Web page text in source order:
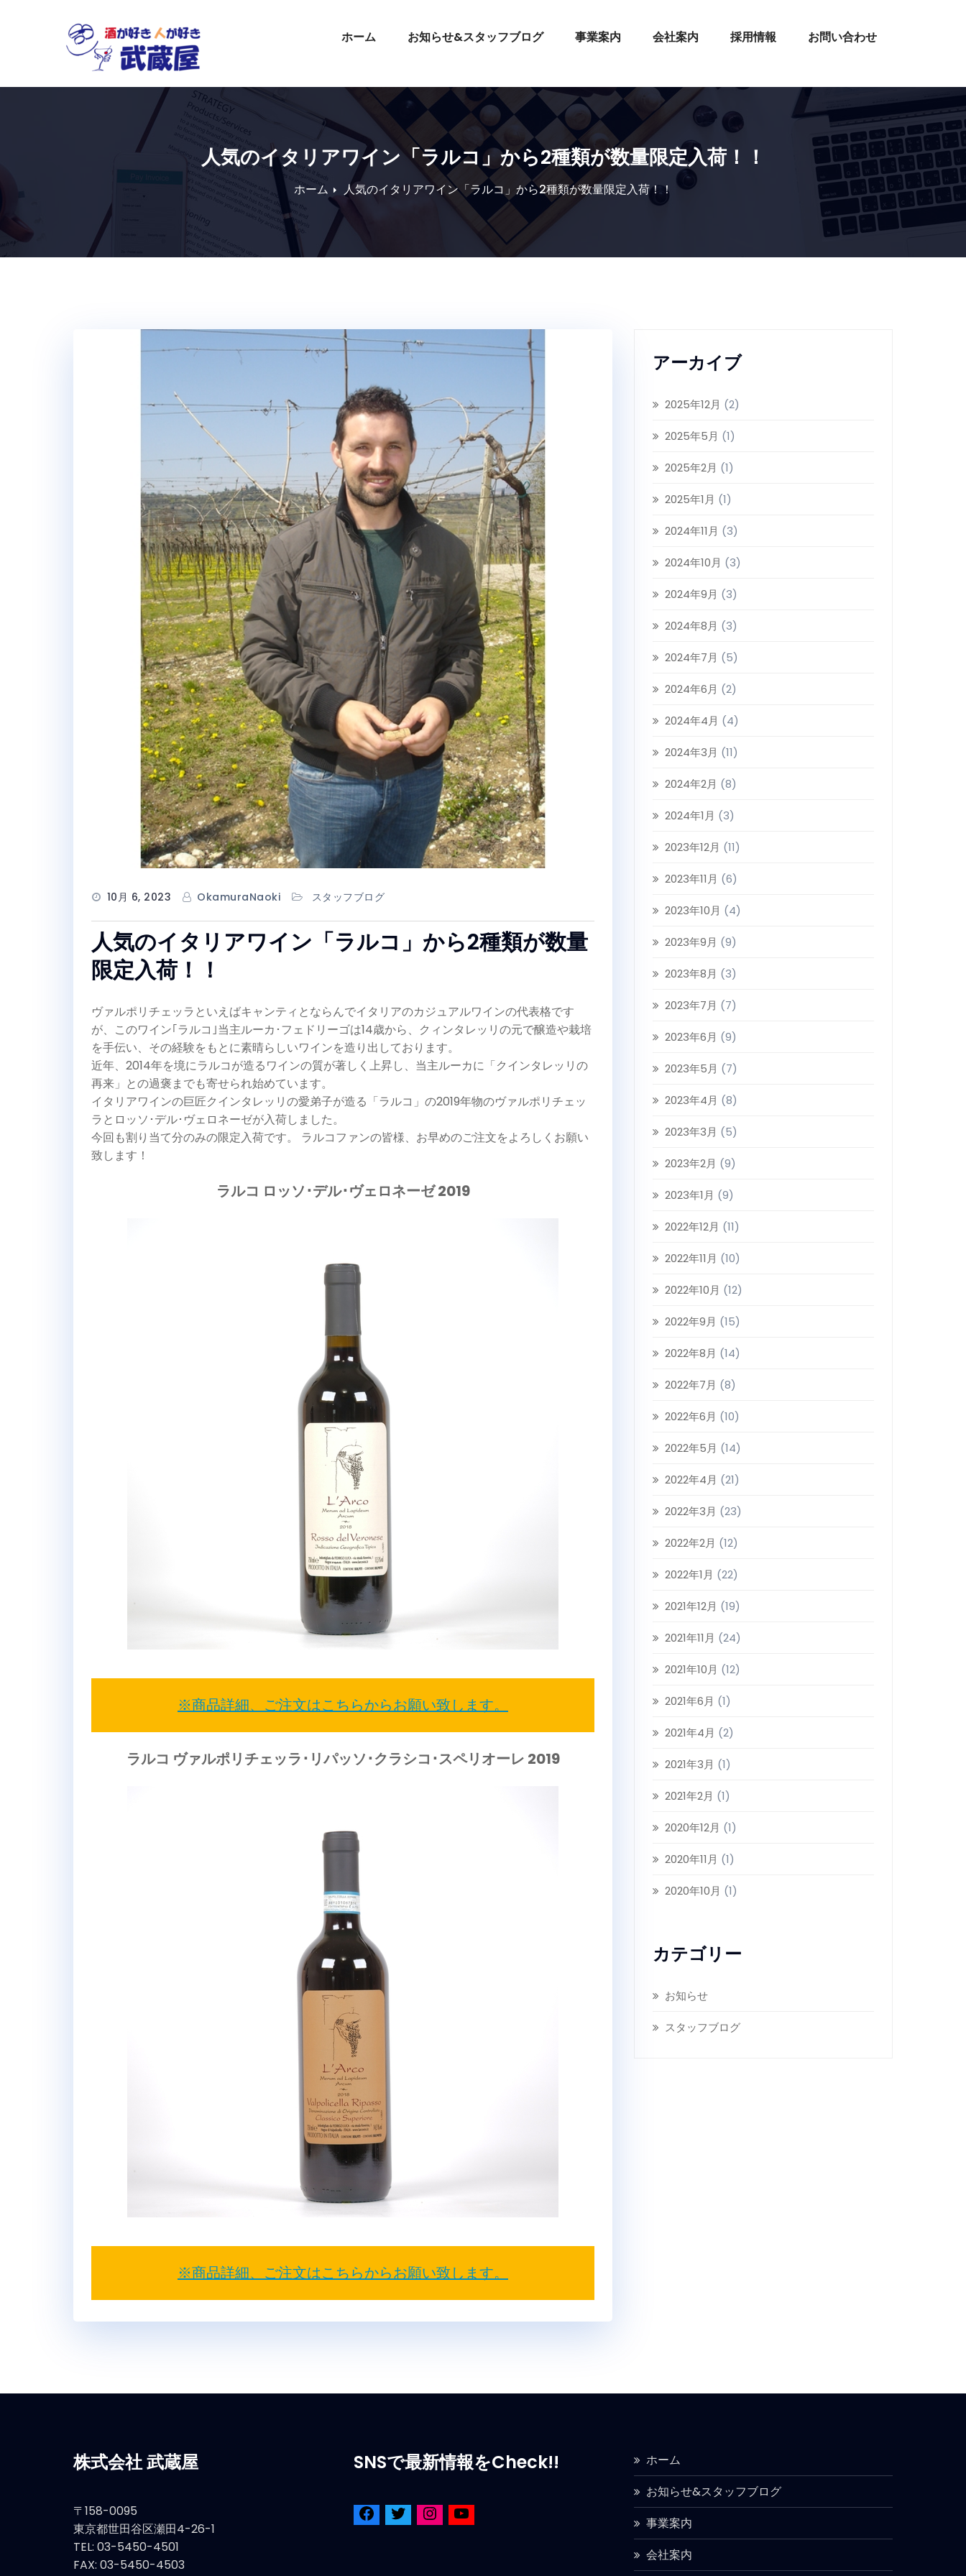
ホーム お知らせ&スタッフブログ 事業案内 会社案内 採用情報 お問い合わせ
人気のイタリアワイン「ラルコ」から2種類が数量限定入荷！！
ホーム 人気のイタリアワイン「ラルコ」から2種類が数量限定入荷！！
10月 6, 2023 OkamuraNaoki スタッフブログ
人気のイタリアワイン「ラルコ」から2種類が数量
限定入荷！！
ヴァルポリチェッラといえばキャンティとならんでイタリアのカジュアルワインの代表格です
が、このワイン｢ラルコ｣当主ルーカ･フェドリーゴは14歳から、クィンタレッリの元で醸造や栽培
を手伝い、その経験をもとに素晴らしいワインを造り出しております。
近年、2014年を境にラルコが造るワインの質が著しく上昇し、当主ルーカに「クインタレッリの
再来」との過褒までも寄せられ始めています。
イタリアワインの巨匠クインタレッリの愛弟子が造る「ラルコ」の2019年物のヴァルポリチェッ
ラとロッソ･デル･ヴェロネーゼが入荷しました。
今回も割り当て分のみの限定入荷です。 ラルコファンの皆様、お早めのご注文をよろしくお願い
致します！
ラルコ ロッソ･デル･ヴェロネーゼ 2019
※商品詳細、ご注文はこちらからお願い致します。
ラルコ ヴァルポリチェッラ･リパッソ･クラシコ･スペリオーレ 2019
※商品詳細、ご注文はこちらからお願い致します。
アーカイブ
2025年12月 (2)
2025年5月 (1)
2025年2月 (1)
2025年1月 (1)
2024年11月 (3)
2024年10月 (3)
2024年9月 (3)
2024年8月 (3)
2024年7月 (5)
2024年6月 (2)
2024年4月 (4)
2024年3月 (11)
2024年2月 (8)
2024年1月 (3)
2023年12月 (11)
2023年11月 (6)
2023年10月 (4)
2023年9月 (9)
2023年8月 (3)
2023年7月 (7)
2023年6月 (9)
2023年5月 (7)
2023年4月 (8)
2023年3月 (5)
2023年2月 (9)
2023年1月 (9)
2022年12月 (11)
2022年11月 (10)
2022年10月 (12)
2022年9月 (15)
2022年8月 (14)
2022年7月 (8)
2022年6月 (10)
2022年5月 (14)
2022年4月 (21)
2022年3月 (23)
2022年2月 (12)
2022年1月 (22)
2021年12月 (19)
2021年11月 (24)
2021年10月 (12)
2021年6月 (1)
2021年4月 (2)
2021年3月 (1)
2021年2月 (1)
2020年12月 (1)
2020年11月 (1)
2020年10月 (1)
カテゴリー
お知らせ
スタッフブログ
株式会社 武蔵屋
〒158-0095
東京都世田谷区瀬田4-26-1
TEL: 03-5450-4501
FAX: 03-5450-4503
SNSで最新情報をCheck!!
ホーム
お知らせ&スタッフブログ
事業案内
会社案内